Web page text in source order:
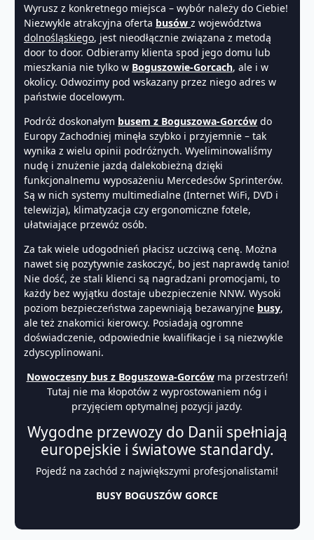
Wyrusz z konkretnego miejsca – wybór należy do Ciebie!
Niezwykle atrakcyjna oferta busów z województwa
dolnośląskiego, jest nieodłącznie związana z metodą
door to door. Odbieramy klienta spod jego domu lub
mieszkania nie tylko w Boguszowie-Gorcach, ale i w
okolicy. Odwozimy pod wskazany przez niego adres w
państwie docelowym.
Podróż doskonałym busem z Boguszowa-Gorców do
Europy Zachodniej minęła szybko i przyjemnie – tak
wynika z wielu opinii podróżnych. Wyeliminowaliśmy
nudę i znużenie jazdą dalekobieżną dzięki
funkcjonalnemu wyposażeniu Mercedesów Sprinterów.
Są w nich systemy multimedialne (Internet WiFi, DVD i
telewizja), klimatyzacja czy ergonomiczne fotele,
ułatwiające przewóz osób.
Za tak wiele udogodnień płacisz uczciwą cenę. Można
nawet się pozytywnie zaskoczyć, bo jest naprawdę tanio!
Nie dość, że stali klienci są nagradzani promocjami, to
każdy bez wyjątku dostaje ubezpieczenie NNW. Wysoki
poziom bezpieczeństwa zapewniają bezawaryjne busy,
ale też znakomici kierowcy. Posiadają ogromne
doświadczenie, odpowiednie kwalifikacje i są niezwykle
zdyscyplinowani.
Nowoczesny bus z Boguszowa-Gorcówma przestrzeń!
Tutaj nie ma kłopotów z wyprostowaniem nóg i
przyjęciem optymalnej pozycji jazdy.
Wygodne przewozy do Danii spełniają
europejskie i światowe standardy.
Pojedź na zachód z największymi profesjonalistami!
BUSY BOGUSZÓW GORCE